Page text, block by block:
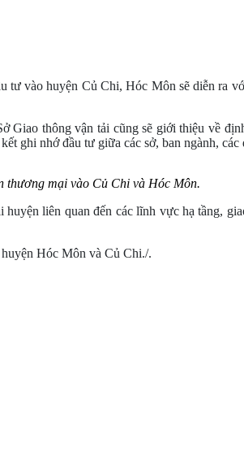
vào huyện Củ Chi, Hóc Môn sẽ diễn ra
thông vận tải cũng sẽ giới thiệu về
ghi nhớ đầu tư giữa các sở, ban ngành,
thương mại vào Củ Chi và Hóc Môn.
liên quan đến các lĩnh vực hạ tầng,
Hóc Môn và Củ Chi./.